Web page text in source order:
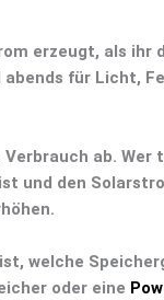
erzeugt, als ihr
für Licht,
ab. Wer
und den
ist, welche
oder eine